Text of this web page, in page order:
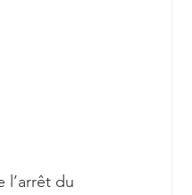
l’arrêt du